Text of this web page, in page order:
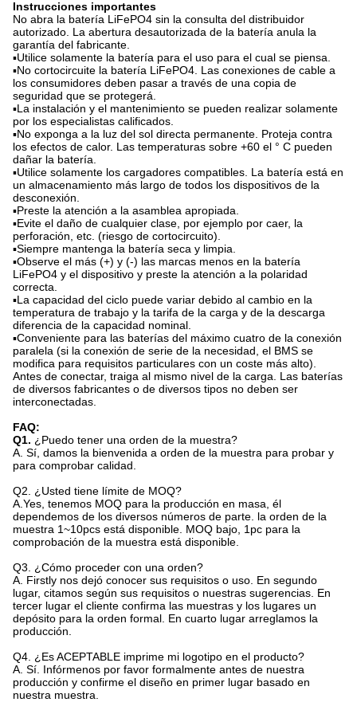
Instrucciones importantes
No abra la batería LiFePO4 sin la consulta del distribuidor
autorizado. La abertura desautorizada de la batería anula la
garantía del fabricante.
▪Utilice solamente la batería para el uso para el cual se piensa.
▪No cortocircuite la batería LiFePO4. Las conexiones de cable a
los consumidores deben pasar a través de una copia de
seguridad que se protegerá.
▪La instalación y el mantenimiento se pueden realizar solamente
por los especialistas calificados.
▪No exponga a la luz del sol directa permanente. Proteja contra
los efectos de calor. Las temperaturas sobre +60 el ° C pueden
dañar la batería.
▪Utilice solamente los cargadores compatibles. La batería está en
un almacenamiento más largo de todos los dispositivos de la
desconexión.
▪Preste la atención a la asamblea apropiada.
▪Evite el daño de cualquier clase, por ejemplo por caer, la
perforación, etc. (riesgo de cortocircuito).
▪Siempre mantenga la batería seca y limpia.
▪Observe el más (+) y (-) las marcas menos en la batería
LiFePO4 y el dispositivo y preste la atención a la polaridad
correcta.
▪La capacidad del ciclo puede variar debido al cambio en la
temperatura de trabajo y la tarifa de la carga y de la descarga
diferencia de la capacidad nominal.
▪Conveniente para las baterías del máximo cuatro de la conexión
paralela (si la conexión de serie de la necesidad, el BMS se
modifica para requisitos particulares con un coste más alto).
Antes de conectar, traiga al mismo nivel de la carga. Las baterías
de diversos fabricantes o de diversos tipos no deben ser
interconectadas.
FAQ:
Q1. ¿Puedo tener una orden de la muestra?
A. Sí, damos la bienvenida a orden de la muestra para probar y
para comprobar calidad.
Q2. ¿Usted tiene límite de MOQ?
A.Yes, tenemos MOQ para la producción en masa, él
dependemos de los diversos números de parte. la orden de la
muestra 1~10pcs está disponible. MOQ bajo, 1pc para la
comprobación de la muestra está disponible.
Q3. ¿Cómo proceder con una orden?
A. Firstly nos dejó conocer sus requisitos o uso. En segundo
lugar, citamos según sus requisitos o nuestras sugerencias. En
tercer lugar el cliente confirma las muestras y los lugares un
depósito para la orden formal. En cuarto lugar arreglamos la
producción.
Q4. ¿Es ACEPTABLE imprime mi logotipo en el producto?
A. Sí. Infórmenos por favor formalmente antes de nuestra
producción y confirme el diseño en primer lugar basado en
nuestra muestra.